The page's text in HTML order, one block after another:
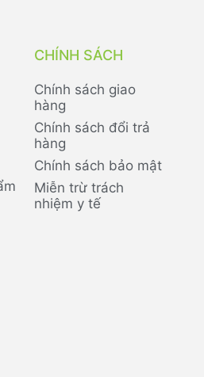
CHÍNH SÁCH
Chính sách giao
hàng
Chính sách đổi trả
hàng
Chính sách bảo mật
Miễn trừ trách
nhiệm y tế